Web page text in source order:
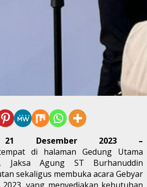
21 Desember 2023 –
di halaman Gedung Utama
Jaksa Agung ST Burhanuddin
sekaligus membuka acara Gebyar